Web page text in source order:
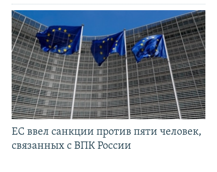
ЕС ввел санкции против пяти человек,
связанных с ВПК России